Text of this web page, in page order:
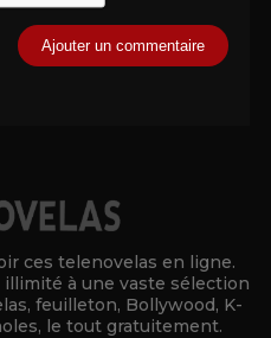
ces telenovelas en ligne.
à une vaste sélection
feuilleton, Bollywood, K-
le tout gratuitement.